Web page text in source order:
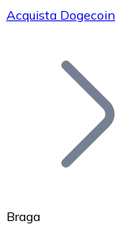
Bitcoin
Acquista Dogecoin
Braga